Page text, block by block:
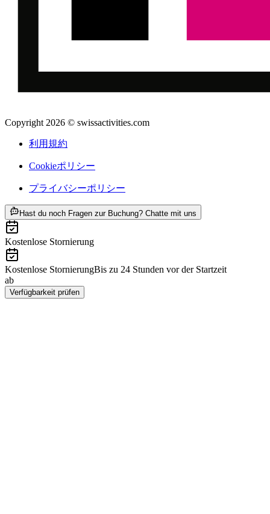
Copyright 2026 © swissactivities.com
利用規約
Cookieポリシー
プライバシーポリシー
Hast du noch Fragen zur Buchung? Chatte mit uns
Kostenlose Stornierung
Kostenlose StornierungBis zu 24 Stunden vor der Startzeit
ab
Verfügbarkeit prüfen